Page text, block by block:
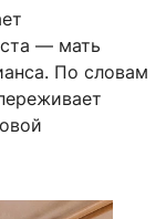
— мать
По словам